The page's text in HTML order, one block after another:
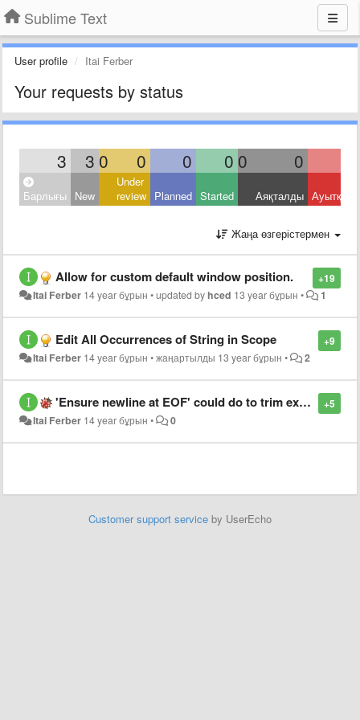
Sublime Text
User profile Itai Ferber
Your requests by status
3 3 0 0 0 0 0 0
Барлығы New
Under
review Planned Started Аяқталды
Жаңа өзгерістермен
+19
Allow for custom default window position.
Itai Ferber 14 year бұрын •updated byhced 13 year бұрын • 1
+9
Edit All Occurrences of String in Scope
Itai Ferber 14 year бұрын •жаңартылды 13 year бұрын • 2
+5
'Ensure newline at EOF' could do to trim extra newlines.
Itai Ferber 14 year бұрын • 0
Customer support service by UserEcho